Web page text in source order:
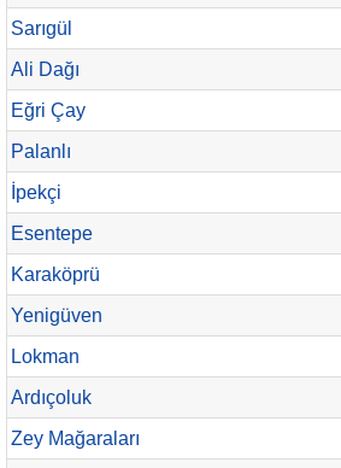
Sarıgül
Ali Dağı
Eğri Çay
Palanlı
İpekçi
Esentepe
Karaköprü
Yenigüven
Lokman
Ardıçoluk
Zey Mağaraları